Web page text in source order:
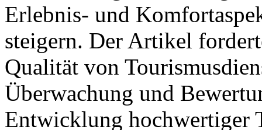
Erlebnis- und
steigern. Der Artikel
Qualität von
Überwachung und
Entwicklung hochwertiger